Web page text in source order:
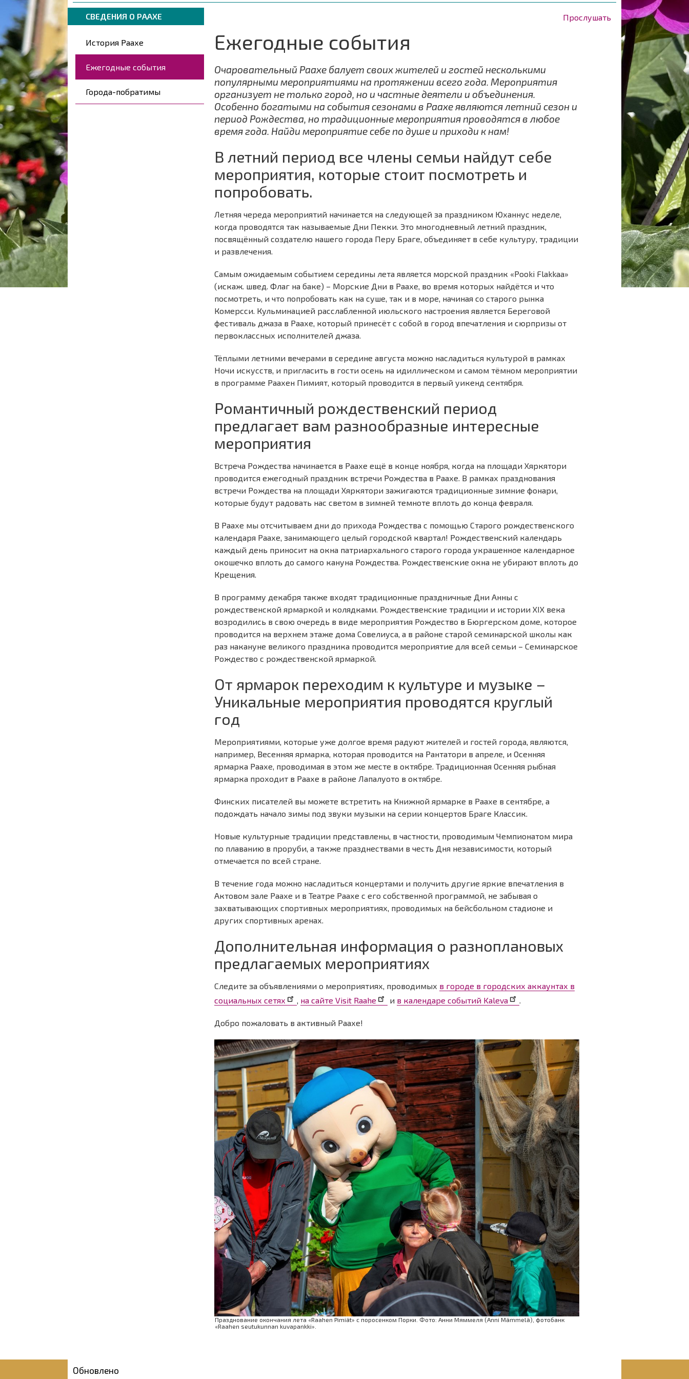
навигации
are
here:
Breadcrumbs
are
here:
СВЕДЕНИЯ О РААХЕ Прослушать
Päävalikko
История Раахе
Ежегодные события
Города-побратимы
Ежегодные события
Очаровательный Раахе балует своих жителей и гостей несколькими
популярными мероприятиями на протяжении всего года. Мероприятия
организует не только город, но и частные деятели и объединения.
Особенно богатыми на события сезонами в Раахе являются летний сезон и
период Рождества, но традиционные мероприятия проводятся в любое
время года. Найди мероприятие себе по душе и приходи к нам!
В летний период все члены семьи найдут себе
мероприятия, которые стоит посмотреть и
попробовать.
Летняя череда мероприятий начинается на следующей за праздником Юханнус неделе,
когда проводятся так называемые Дни Пекки. Это многодневный летний праздник,
посвящённый создателю нашего города Перу Браге, объединяет в себе культуру, традиции
и развлечения.
Самым ожидаемым событием середины лета является морской праздник «Pooki Flakkaa»
(искаж. швед. Флаг на баке) – Морские Дни в Раахе, во время которых найдётся и что
посмотреть, и что попробовать как на суше, так и в море, начиная со старого рынка
Комерсси. Кульминацией расслабленной июльского настроения является Береговой
фестиваль джаза в Раахе, который принесёт с собой в город впечатления и сюрпризы от
первоклассных исполнителей джаза.
Тёплыми летними вечерами в середине августа можно насладиться культурой в рамках
Ночи искусств, и пригласить в гости осень на идиллическом и самом тёмном мероприятии
в программе Раахен Пимият, который проводится в первый уикенд сентября.
Романтичный рождественский период
предлагает вам разнообразные интересные
мероприятия
Встреча Рождества начинается в Раахе ещё в конце ноября, когда на площади Хяркятори
проводится ежегодный праздник встречи Рождества в Раахе. В рамках празднования
встречи Рождества на площади Хяркятори зажигаются традиционные зимние фонари,
которые будут радовать нас светом в зимней темноте вплоть до конца февраля.
В Раахе мы отсчитываем дни до прихода Рождества с помощью Старого рождественского
календаря Раахе, занимающего целый городской квартал! Рождественский календарь
каждый день приносит на окна патриархального старого города украшенное календарное
окошечко вплоть до самого кануна Рождества. Рождественские окна не убирают вплоть до
Крещения.
В программу декабря также входят традиционные праздничные Дни Анны с
рождественской ярмаркой и колядками. Рождественские традиции и истории XIX века
возродились в свою очередь в виде мероприятия Рождество в Бюргерском доме, которое
проводится на верхнем этаже дома Совелиуса, а в районе старой семинарской школы как
раз накануне великого праздника проводится мероприятие для всей семьи – Семинарское
Рождество с рождественской ярмаркой.
От ярмарок переходим к культуре и музыке –
Уникальные мероприятия проводятся круглый
год
Мероприятиями, которые уже долгое время радуют жителей и гостей города, являются,
например, Весенняя ярмарка, которая проводится на Рантатори в апреле, и Осенняя
ярмарка Раахе, проводимая в этом же месте в октябре. Традиционная Осенняя рыбная
ярмарка проходит в Раахе в районе Лапалуото в октябре.
Финских писателей вы можете встретить на Книжной ярмарке в Раахе в сентябре, а
подождать начало зимы под звуки музыки на серии концертов Браге Классик.
Новые культурные традиции представлены, в частности, проводимым Чемпионатом мира
по плаванию в проруби, а также празднествами в честь Дня независимости, который
отмечается по всей стране.
В течение года можно насладиться концертами и получить другие яркие впечатления в
Актовом зале Раахе и в Театре Раахе с его собственной программой, не забывая о
захватывающих спортивных мероприятиях, проводимых на бейсбольном стадионе и
других спортивных аренах.
Дополнительная информация о разноплановых
предлагаемых мероприятиях
Следите за объявлениями о мероприятиях, проводимых в городе в городских аккаунтах в
социальных сетях
, на сайте Visit Raahe и в календаре событий Kaleva .
Добро пожаловать в активный Раахе!
Празднование окончания лета «Raahen Pimiät» с поросенком Порки. Фото: Анни Мяммеля (Anni Mämmelä), фотобанк
«Raahen seutukunnan kuvapankki».
Обновлено